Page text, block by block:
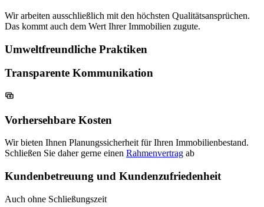
Wir arbeiten ausschließlich mit den höchsten Qualitätsansprüchen.
Das kommt auch dem Wert Ihrer Immobilien zugute.
Umweltfreundliche Praktiken
Transparente Kommunikation
Vorhersehbare Kosten
Wir bieten Ihnen Planungssicherheit für Ihren Immobilienbestand.
Schließen Sie daher gerne einen Rahmenvertrag ab
Kundenbetreuung und Kundenzufriedenheit
Auch ohne Schließungszeit